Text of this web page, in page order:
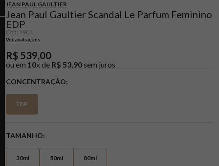
JEAN PAUL GAULTIER
Jean Paul Gaultier Scandal Le Parfum Feminino
EDP
Cod: 1904
Ver avaliações
R$ 539,00
ou em 10x de R$ 53,90 sem juros
CONCENTRAÇÃO
EDP
TAMANHO
30ml 50ml 80ml